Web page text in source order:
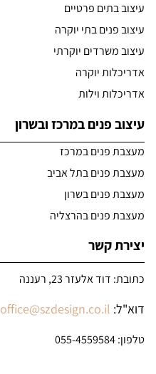
עיצוב בתים פרטיים
עיצוב פנים בתי יוקרה
עיצוב משרדים יוקרתי
אדריכלות יוקרה
אדריכלות וילות
עיצוב פנים במרכז ובשרון
מעצבת פנים במרכז
מעצבת פנים בתל אביב
מעצבת פנים בשרון
מעצבת פנים בהרצליה
יצירת קשר
כתובת: דוד אלעזר 23, רעננה
דוא"ל: office@szdesign.co.il
טלפון: